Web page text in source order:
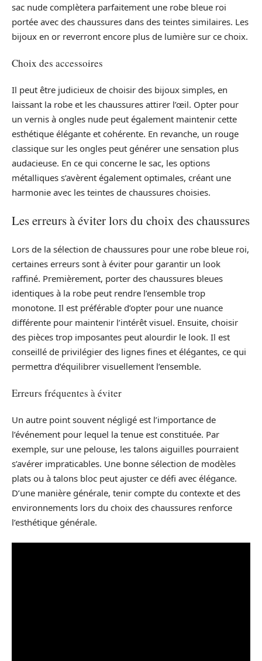
sac nude complètera parfaitement une robe bleue roi
portée avec des chaussures dans des teintes similaires. Les
bijoux en or reverront encore plus de lumière sur ce choix.
Choix des accessoires
Il peut être judicieux de choisir des bijoux simples, en
laissant la robe et les chaussures attirer l’œil. Opter pour
un vernis à ongles nude peut également maintenir cette
esthétique élégante et cohérente. En revanche, un rouge
classique sur les ongles peut générer une sensation plus
audacieuse. En ce qui concerne le sac, les options
métalliques s’avèrent également optimales, créant une
harmonie avec les teintes de chaussures choisies.
Les erreurs à éviter lors du choix des chaussures
Lors de la sélection de chaussures pour une robe bleue roi,
certaines erreurs sont à éviter pour garantir un look
raffiné. Premièrement, porter des chaussures bleues
identiques à la robe peut rendre l’ensemble trop
monotone. Il est préférable d’opter pour une nuance
différente pour maintenir l’intérêt visuel. Ensuite, choisir
des pièces trop imposantes peut alourdir le look. Il est
conseillé de privilégier des lignes fines et élégantes, ce qui
permettra d’équilibrer visuellement l’ensemble.
Erreurs fréquentes à éviter
Un autre point souvent négligé est l’importance de
l’événement pour lequel la tenue est constituée. Par
exemple, sur une pelouse, les talons aiguilles pourraient
s’avérer impraticables. Une bonne sélection de modèles
plats ou à talons bloc peut ajuster ce défi avec élégance.
D’une manière générale, tenir compte du contexte et des
environnements lors du choix des chaussures renforce
l’esthétique générale.